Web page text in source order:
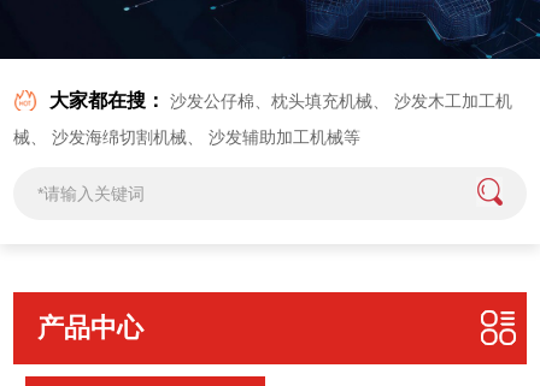
大家都在搜： 沙发公仔棉、枕头填充机械 、沙发木工加工机
械 、沙发海绵切割机械 、沙发辅助加工机械等
产品中心